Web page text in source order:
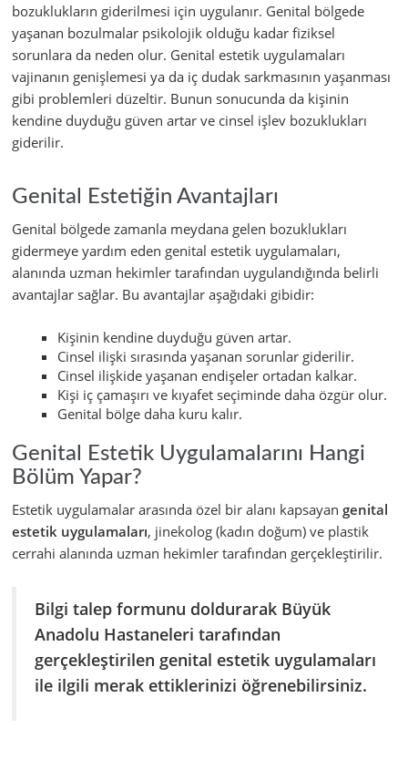
bozuklukların giderilmesi için uygulanır. Genital bölgede
yaşanan bozulmalar psikolojik olduğu kadar fiziksel
sorunlara da neden olur. Genital estetik uygulamaları
vajinanın genişlemesi ya da iç dudak sarkmasının yaşanması
gibi problemleri düzeltir. Bunun sonucunda da kişinin
kendine duyduğu güven artar ve cinsel işlev bozuklukları
giderilir.
Genital Estetiğin Avantajları
Genital bölgede zamanla meydana gelen bozuklukları
gidermeye yardım eden genital estetik uygulamaları,
alanında uzman hekimler tarafından uygulandığında belirli
avantajlar sağlar. Bu avantajlar aşağıdaki gibidir:
Kişinin kendine duyduğu güven artar.
Cinsel ilişki sırasında yaşanan sorunlar giderilir.
Cinsel ilişkide yaşanan endişeler ortadan kalkar.
Kişi iç çamaşırı ve kıyafet seçiminde daha özgür olur.
Genital bölge daha kuru kalır.
Genital Estetik Uygulamalarını Hangi
Bölüm Yapar?
Estetik uygulamalar arasında özel bir alanı kapsayan genital
estetik uygulamaları, jinekolog (kadın doğum) ve plastik
cerrahi alanında uzman hekimler tarafından gerçekleştirilir.
Bilgi talep formunu doldurarak Büyük
Anadolu Hastaneleri tarafından
gerçekleştirilen genital estetik uygulamaları
ile ilgili merak ettiklerinizi öğrenebilirsiniz.